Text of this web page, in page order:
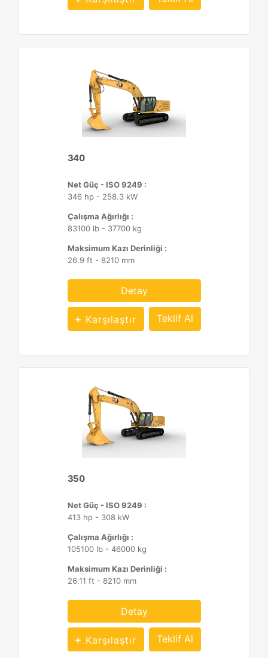
340
Net Güç - ISO 9249 :
346 hp - 258.3 kW
Çalışma Ağırlığı :
83100 lb - 37700 kg
Maksimum Kazı Derinliği :
26.9 ft - 8210 mm
Detay
Karşılaştır Teklif Al
350
Net Güç - ISO 9249 :
413 hp - 308 kW
Çalışma Ağırlığı :
105100 lb - 46000 kg
Maksimum Kazı Derinliği :
26.11 ft - 8210 mm
Detay
Karşılaştır Teklif Al